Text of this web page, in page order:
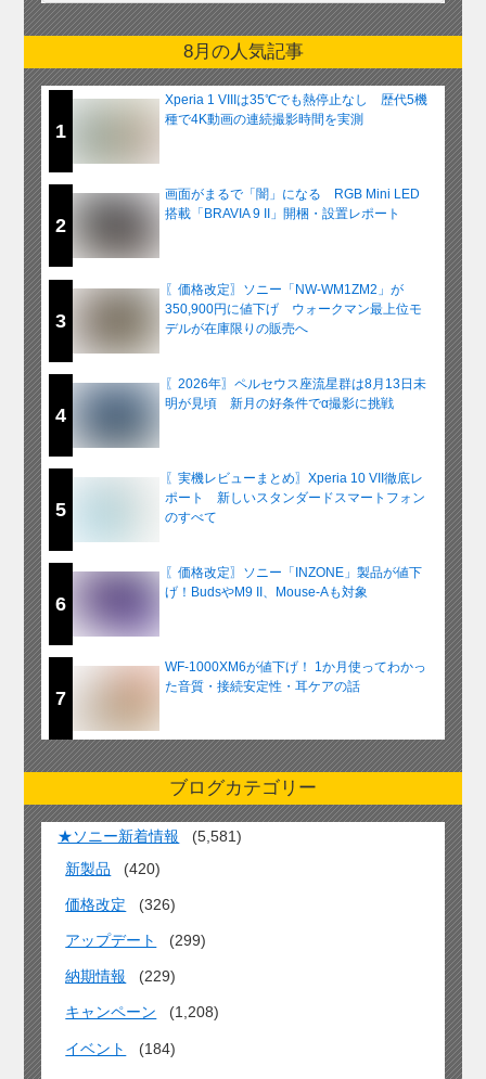
8月の人気記事
1
Xperia 1 VIIIは35℃でも熱停止なし 歴代5機
種で4K動画の連続撮影時間を実測
2
画面がまるで「闇」になる RGB Mini LED
搭載「BRAVIA 9 II」開梱・設置レポート
3
〖価格改定〗ソニー「NW-WM1ZM2」が
350,900円に値下げ ウォークマン最上位モ
デルが在庫限りの販売へ
4
〖2026年〗ペルセウス座流星群は8月13日未
明が見頃 新月の好条件でα撮影に挑戦
5
〖実機レビューまとめ〗Xperia 10 VII徹底レ
ポート 新しいスタンダードスマートフォン
のすべて
6
〖価格改定〗ソニー「INZONE」製品が値下
げ！BudsやM9 II、Mouse-Aも対象
7
WF-1000XM6が値下げ！ 1か月使ってわかっ
た音質・接続安定性・耳ケアの話
ブログカテゴリー
★ソニー新着情報
(5,581)
新製品
(420)
価格改定 (326)
アップデート (299)
納期情報 (229)
キャンペーン (1,208)
イベント (184)